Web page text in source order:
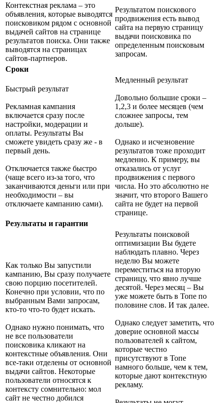
Контекстная реклама – это
объявления, которые выводятся
поисковиком рядом с основной
выдачей сайтов на странице
результатов поиска. Они также
выводятся на страницах
сайтов-партнеров.
Результатом поискового
продвижения есть вывод
сайта на первую страницу
выдачи поисковика по
определенным поисковым
запросам.
Сроки
Быстрый результат
Рекламная кампания
включается сразу после
настройки, модерации и
оплаты. Результаты Вы
сможете увидеть сразу же - в
первый день.
Отключается также быстро
(чаще всего из-за того, что
заканчиваются деньги или при
необходимости – вы
отключаете кампанию сами).
Медленный результат
Довольно большие сроки –
1,2,3 и более месяцев (чем
сложнее запросы, тем
дольше).
Однако и исчезновение
результатов тоже проходит
медленно. К примеру, вы
отказались от услуг
продвижения с первого
числа. Но это абсолютно не
значит, что второго Вашего
сайта не будет на первой
странице.
Результаты и гарантии
Как только Вы запустили
кампанию, Вы сразу получаете
свою порцию посетителей.
Конечно при условии, что по
выбранным Вами запросам,
кто-то что-то будет искать.
Однако нужно понимать, что
не все пользователи
поисковика кликают на
контекстные объявления. Они
все-таки отделены от основной
выдачи сайтов. Некоторые
пользователи относятся к
контексту сомнительно: мол
сайт не честно добился
Результаты поисковой
оптимизации Вы будете
наблюдать плавно. Через
неделю Вы можете
переместиться на вторую
страницу, что явно лучше
десятой. Через месяц – Вы
уже можете быть в Топе по
половине слов. И так далее.
Однако следует заметить, что
доверие основной массы
пользователей к сайтом,
которые честно
присутствуют в Топе
намного больше, чем к тем,
которые дают контекстную
рекламу.